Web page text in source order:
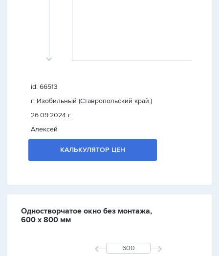
id: 66513
г. Изобильный (Ставропольский край.)
26.09.2024 г.
Алексей
КАЛЬКУЛЯТОР ЦЕН
Одностворчатое окно без монтажа,
600 х 800 мм